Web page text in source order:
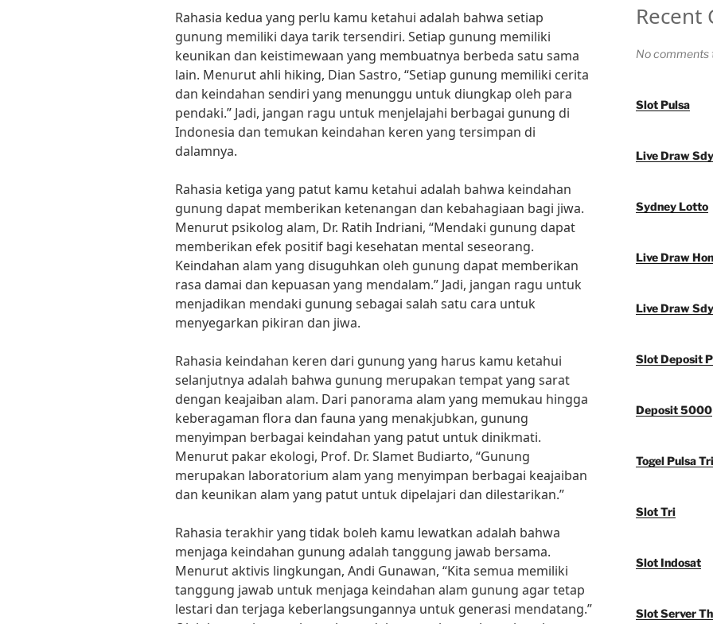
Rahasia kedua yang perlu kamu ketahui adalah bahwa setiap
gunung memiliki daya tarik tersendiri. Setiap gunung memiliki
keunikan dan keistimewaan yang membuatnya berbeda satu sama
lain. Menurut ahli hiking, Dian Sastro, “Setiap gunung memiliki cerita
dan keindahan sendiri yang menunggu untuk diungkap oleh para
pendaki.” Jadi, jangan ragu untuk menjelajahi berbagai gunung di
Indonesia dan temukan keindahan keren yang tersimpan di
dalamnya.
Rahasia ketiga yang patut kamu ketahui adalah bahwa keindahan
gunung dapat memberikan ketenangan dan kebahagiaan bagi jiwa.
Menurut psikolog alam, Dr. Ratih Indriani, “Mendaki gunung dapat
memberikan efek positif bagi kesehatan mental seseorang.
Keindahan alam yang disuguhkan oleh gunung dapat memberikan
rasa damai dan kepuasan yang mendalam.” Jadi, jangan ragu untuk
menjadikan mendaki gunung sebagai salah satu cara untuk
menyegarkan pikiran dan jiwa.
Rahasia keindahan keren dari gunung yang harus kamu ketahui
selanjutnya adalah bahwa gunung merupakan tempat yang sarat
dengan keajaiban alam. Dari panorama alam yang memukau hingga
keberagaman flora dan fauna yang menakjubkan, gunung
menyimpan berbagai keindahan yang patut untuk dinikmati.
Menurut pakar ekologi, Prof. Dr. Slamet Budiarto, “Gunung
merupakan laboratorium alam yang menyimpan berbagai keajaiban
dan keunikan alam yang patut untuk dipelajari dan dilestarikan.”
Rahasia terakhir yang tidak boleh kamu lewatkan adalah bahwa
menjaga keindahan gunung adalah tanggung jawab bersama.
Menurut aktivis lingkungan, Andi Gunawan, “Kita semua memiliki
tanggung jawab untuk menjaga keindahan alam gunung agar tetap
lestari dan terjaga keberlangsungannya untuk generasi mendatang.”
Recent
No comments
Slot Pulsa
Live Draw Sdy
Sydney Lotto
Live Draw
Live Draw Sdy
Slot Deposit
Deposit 5000
Togel Pulsa Tri
Slot Tri
Slot Indosat
Slot Server